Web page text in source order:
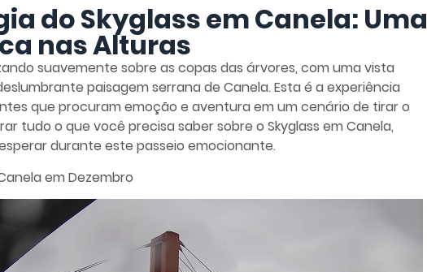
do Skyglass em Canela: Uma
nas Alturas
suavemente sobre as copas das árvores, com uma vista
paisagem serrana de Canela. Esta é a experiência
que procuram emoção e aventura em um cenário de tirar o
tudo o que você precisa saber sobre o Skyglass em Canela,
durante este passeio emocionante.
em Dezembro